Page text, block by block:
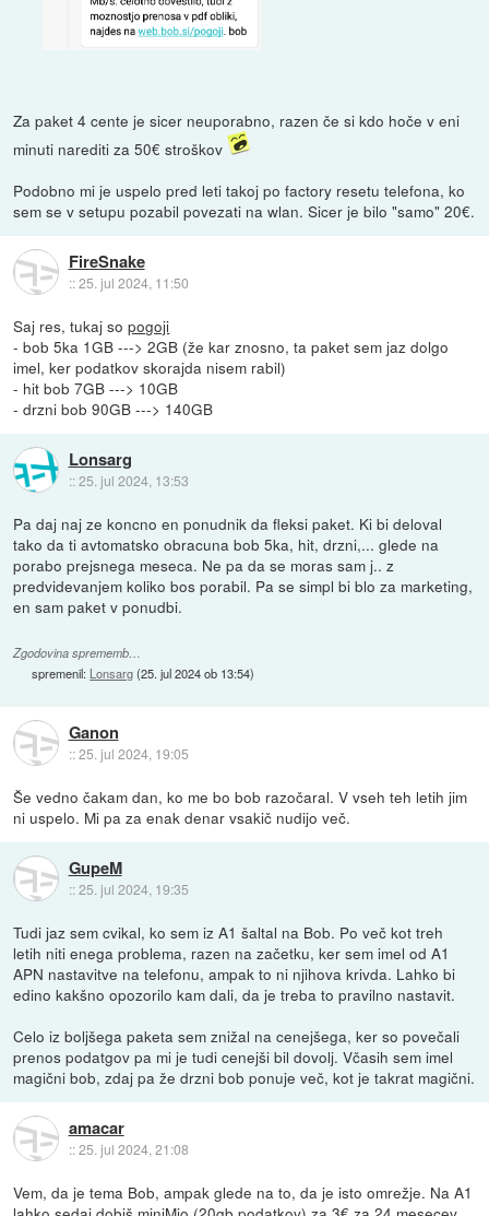
Za paket 4 cente je sicer neuporabno, razen če si kdo hoče v eni
minuti narediti za 50€ stroškov
Podobno mi je uspelo pred leti takoj po factory resetu telefona, ko
sem se v setupu pozabil povezati na wlan. Sicer je bilo "samo" 20€.
FireSnake
::25. jul 2024, 11:50
Saj res, tukaj sopogoji
- bob 5ka 1GB ---> 2GB (že kar znosno, ta paket sem jaz dolgo
imel, ker podatkov skorajda nisem rabil)
- hit bob 7GB ---> 10GB
- drzni bob 90GB ---> 140GB
Lonsarg
::25. jul 2024, 13:53
Pa daj naj ze koncno en ponudnik da fleksi paket. Ki bi deloval
tako da ti avtomatsko obracuna bob 5ka, hit, drzni,... glede na
porabo prejsnega meseca. Ne pa da se moras sam j.. z
predvidevanjem koliko bos porabil. Pa se simpl bi blo za marketing,
en sam paket v ponudbi.
Zgodovina sprememb…
spremenil: Lonsarg(25. jul 2024 ob 13:54)
Ganon
::25. jul 2024, 19:05
Še vedno čakam dan, ko me bo bob razočaral. V vseh teh letih jim
ni uspelo. Mi pa za enak denar vsakič nudijo več.
GupeM
::25. jul 2024, 19:35
Tudi jaz sem cvikal, ko sem iz A1 šaltal na Bob. Po več kot treh
letih niti enega problema, razen na začetku, ker sem imel od A1
APN nastavitve na telefonu, ampak to ni njihova krivda. Lahko bi
edino kakšno opozorilo kam dali, da je treba to pravilno nastavit.
Celo iz boljšega paketa sem znižal na cenejšega, ker so povečali
prenos podatgov pa mi je tudi cenejši bil dovolj. Včasih sem imel
magični bob, zdaj pa že drzni bob ponuje več, kot je takrat magični.
amacar
::25. jul 2024, 21:08
Vem, da je tema Bob, ampak glede na to, da je isto omrežje. Na A1